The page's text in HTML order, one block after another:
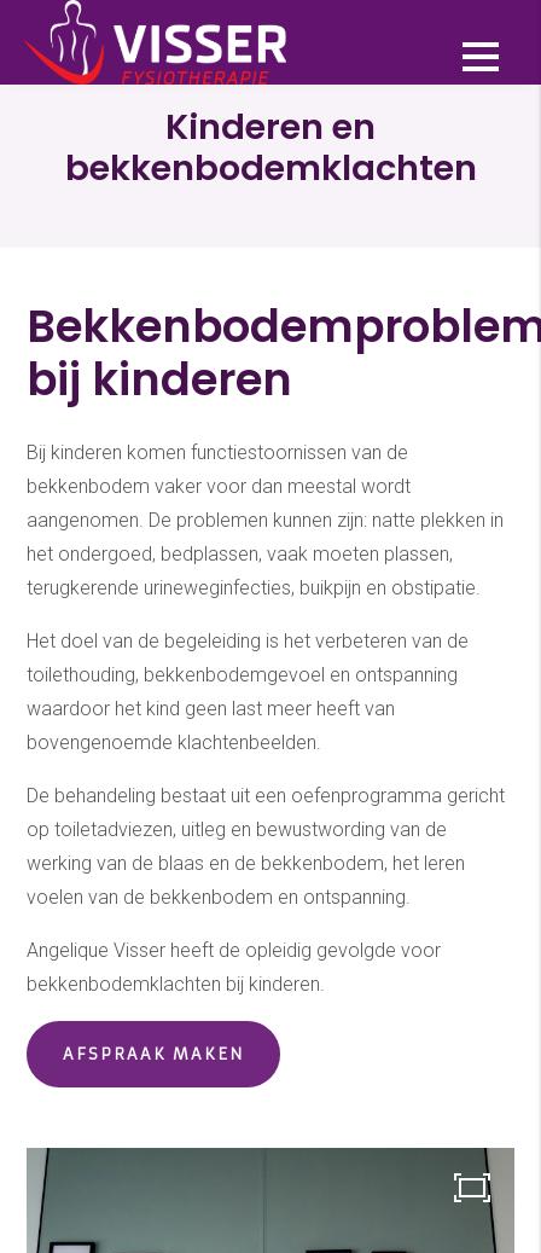
Kinderen en
bekkenbodemklachten
bij kinderen
Bij kinderen komen functiestoornissen van de
bekkenbodem vaker voor dan meestal wordt
aangenomen. De problemen kunnen zijn: natte plekken in
het ondergoed, bedplassen, vaak moeten plassen,
terugkerende urineweginfecties, buikpijn en obstipatie.
Het doel van de begeleiding is het verbeteren van de
toilethouding, bekkenbodemgevoel en ontspanning
waardoor het kind geen last meer heeft van
bovengenoemde klachtenbeelden.
De behandeling bestaat uit een oefenprogramma gericht
op toiletadviezen, uitleg en bewustwording van de
werking van de blaas en de bekkenbodem, het leren
voelen van de bekkenbodem en ontspanning.
Angelique Visser heeft de opleidig gevolgde voor
bekkenbodemklachten bij kinderen.
AFSPRAAK MAKEN